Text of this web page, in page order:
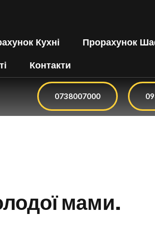
Кухні Прорахунок
Контакти
0738007000
мами.